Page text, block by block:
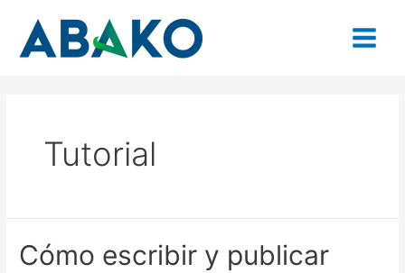
contenido
Menu
Tutorial
Cómo escribir y publicar
Cómo
escribir